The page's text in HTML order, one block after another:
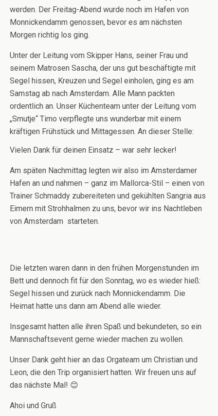
werden. Der Freitag-Abend wurde noch im Hafen von
Monnickendamm genossen, bevor es am nächsten
Morgen richtig los ging.
Unter der Leitung vom Skipper Hans, seiner Frau und
seinem Matrosen Sascha, der uns gut beschäftigte mit
Segel hissen, Kreuzen und Segel einholen, ging es am
Samstag ab nach Amsterdam. Alle Mann packten
ordentlich an. Unser Küchenteam unter der Leitung vom
„Smutje“ Timo verpflegte uns wunderbar mit einem
kräftigen Frühstück und Mittagessen. An dieser Stelle:
Vielen Dank für deinen Einsatz – war sehr lecker!
Am späten Nachmittag legten wir also im Amsterdamer
Hafen an und nahmen – ganz im Mallorca-Stil – einen von
Trainer Schmaddy zubereiteten und gekühlten Sangria aus
Eimern mit Strohhalmen zu uns, bevor wir ins Nachtleben
von Amsterdam starteten.
Die letzten waren dann in den frühen Morgenstunden im
Bett und dennoch fit für den Sonntag, wo es wieder hieß:
Segel hissen und zurück nach Monnickendamm. Die
Heimat hatte uns dann am Abend alle wieder.
Insgesamt hatten alle ihren Spaß und bekundeten, so ein
Mannschaftsevent gerne wieder machen zu wollen.
Unser Dank geht hier an das Orgateam um Christian und
Leon, die den Trip organisiert hatten. Wir freuen uns auf
das nächste Mal! 😊
Ahoi und Gruß